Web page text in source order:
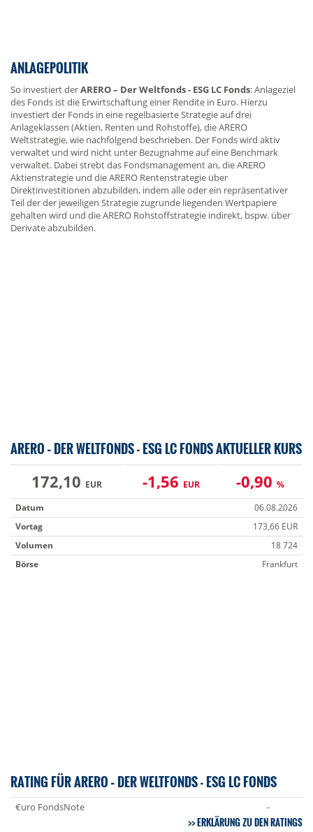
ANLAGEPOLITIK
So investiert derARERO – Der Weltfonds - ESG LC Fonds: Anlageziel
des Fonds ist die Erwirtschaftung einer Rendite in Euro. Hierzu
investiert der Fonds in eine regelbasierte Strategie auf drei
Anlageklassen (Aktien, Renten und Rohstoffe), die ARERO
Weltstrategie, wie nachfolgend beschrieben. Der Fonds wird aktiv
verwaltet und wird nicht unter Bezugnahme auf eine Benchmark
verwaltet. Dabei strebt das Fondsmanagement an, die ARERO
Aktienstrategie und die ARERO Rentenstrategie über
Direktinvestitionen abzubilden, indem alle oder ein repräsentativer
Teil der der jeweiligen Strategie zugrunde liegenden Wertpapiere
gehalten wird und die ARERO Rohstoffstrategie indirekt, bspw. über
Derivate abzubilden.
ARERO – DER WELTFONDS - ESG LC FONDS AKTUELLER KURS
172,10 EUR -1,56 EUR -0,90 %
Datum
06.08.2026
Vortag
173,66 EUR
Volumen
18 724
Börse
Frankfurt
RATING FÜR ARERO – DER WELTFONDS - ESG LC FONDS
€uro FondsNote -
ERKLÄRUNG ZU DEN RATINGS